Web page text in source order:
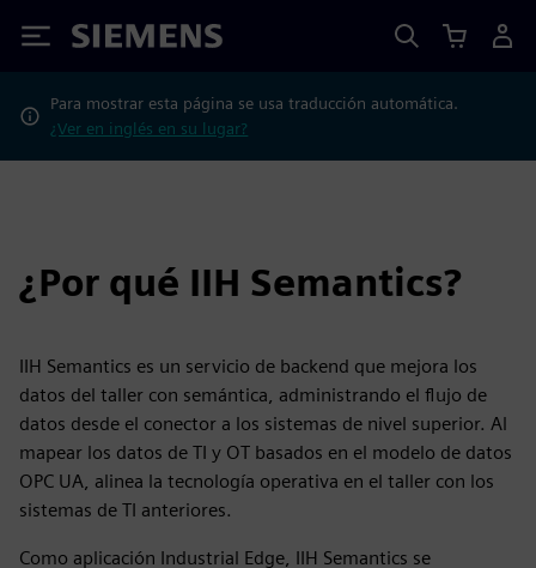
Siemens
Para mostrar esta página se usa traducción automática.
¿Ver en inglés en su lugar?
¿Por qué IIH Semantics?
IIH Semantics es un servicio de backend que mejora los
datos del taller con semántica, administrando el flujo de
datos desde el conector a los sistemas de nivel superior. Al
mapear los datos de TI y OT basados en el modelo de datos
OPC UA, alinea la tecnología operativa en el taller con los
sistemas de TI anteriores.
Como aplicación Industrial Edge, IIH Semantics se